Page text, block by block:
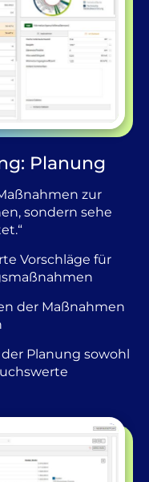
Planung
zur
sondern sehe
Vorschläge für
der Maßnahmen
Planung sowohl